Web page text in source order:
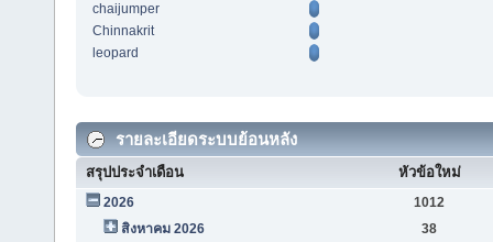
chaijumper
Chinnakrit
leopard
รายละเอียดระบบย้อนหลัง
สรุปประจำเดือน หัวข้อใหม่
2026
1012
สิงหาคม 2026
38